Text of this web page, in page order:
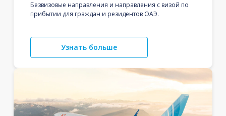
Безвизовые направления и направления с визой по
прибытии для граждан и резидентов ОАЭ.
Узнать больше